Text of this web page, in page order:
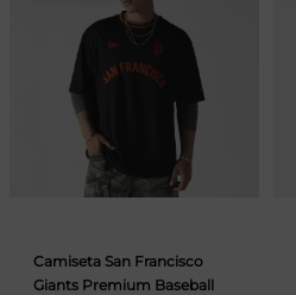
Camiseta San Francisco
Giants Premium Baseball